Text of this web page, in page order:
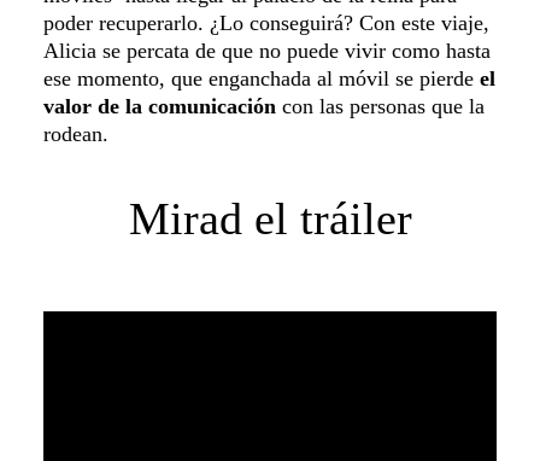
poder recuperarlo. ¿Lo conseguirá? Con este viaje,
Alicia se percata de que no puede vivir como hasta
ese momento, que enganchada al móvil se pierde el
valor de la comunicación con las personas que la
rodean.
Mirad el tráiler